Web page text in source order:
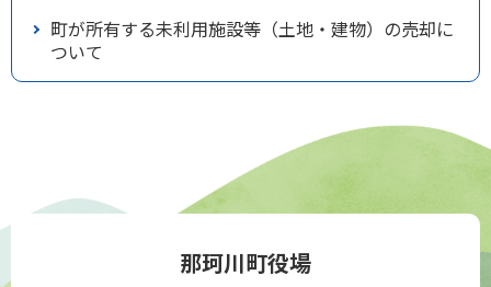
町が所有する未利用施設等（土地・建物）の売却に
ついて
那珂川町役場